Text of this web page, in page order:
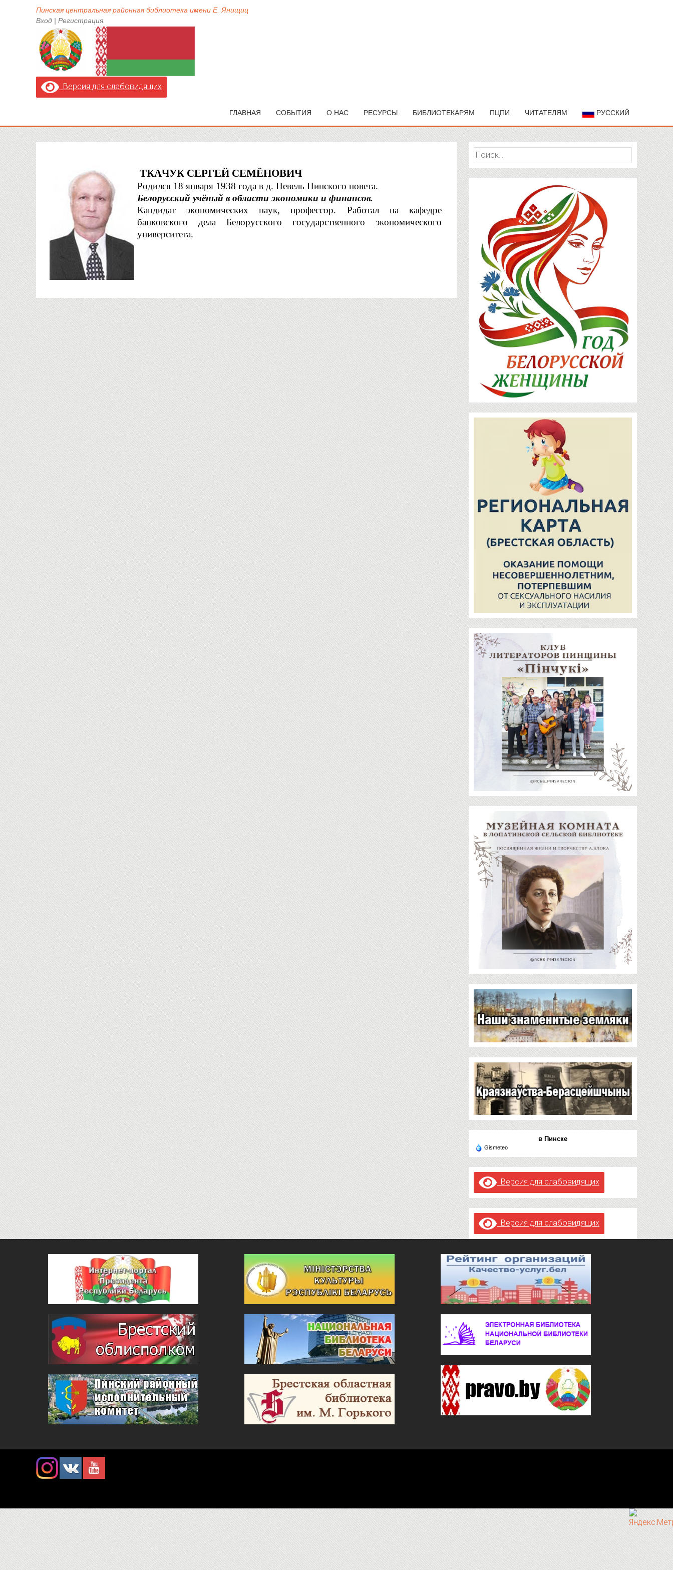
Пинская центральная районная библиотека имени Е. Янищиц
Вход | Регистрация
Версия для слабовидящих
ГЛАВНАЯ СОБЫТИЯ О НАС РЕСУРСЫ БИБЛИОТЕКАРЯМ ПЦПИ ЧИТАТЕЛЯМ РУССКИЙ
ТКАЧУК СЕРГЕЙ СЕМЁНОВИЧ
Родился 18 января 1938 года в д. Невель Пинского повета.
Белорусский учёный в области экономики и финансов.
Кандидат экономических наук, профессор. Работал на кафедре
банковского дела Белорусского государственного экономического
университета.
в Пинске
Gismeteo
Версия для слабовидящих
Версия для слабовидящих